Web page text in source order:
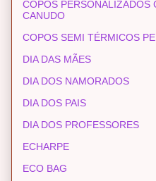
COPOS PERSONALIZADOS
CANUDO
COPOS SEMI TÉRMICOS
DIA DAS MÃES
DIA DOS NAMORADOS
DIA DOS PAIS
DIA DOS PROFESSORES
ECHARPE
ECO BAG